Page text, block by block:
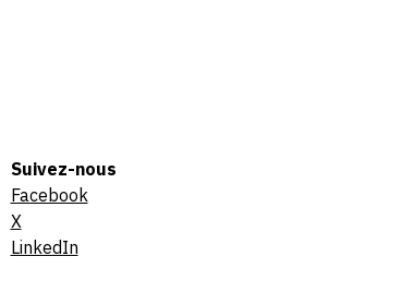
Suivez-nous
Facebook
X
LinkedIn